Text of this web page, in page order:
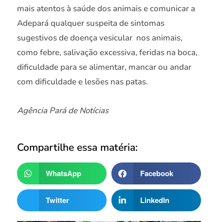
mais atentos à saúde dos animais e comunicar a
Adepará qualquer suspeita de sintomas
sugestivos de doença vesicular nos animais,
como febre, salivação excessiva, feridas na boca,
dificuldade para se alimentar, mancar ou andar
com dificuldade e lesões nas patas.
Agência Pará de Notícias
Compartilhe essa matéria:
WhatsApp Facebook
Twitter LinkedIn